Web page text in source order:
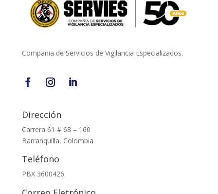
Compañia de Servicios de Vigilancia Especializados.
Dirección
Carrera 61 # 68 – 160
Barranquilla, Colombia
Teléfono
PBX 3600426